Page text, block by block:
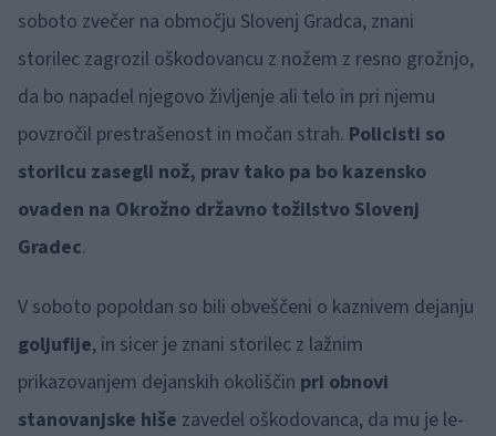
soboto zvečer na območju Slovenj Gradca, znani
storilec zagrozil oškodovancu z nožem z resno grožnjo,
da bo napadel njegovo življenje ali telo in pri njemu
povzročil prestrašenost in močan strah. Policisti so
storilcu zasegli nož, prav tako pa bo kazensko
ovaden na Okrožno državno tožilstvo Slovenj
Gradec.
V soboto popoldan so bili obveščeni o kaznivem dejanju
goljufije, in sicer je znani storilec z lažnim
prikazovanjem dejanskih okoliščin pri obnovi
stanovanjske hiše zavedel oškodovanca, da mu je le-